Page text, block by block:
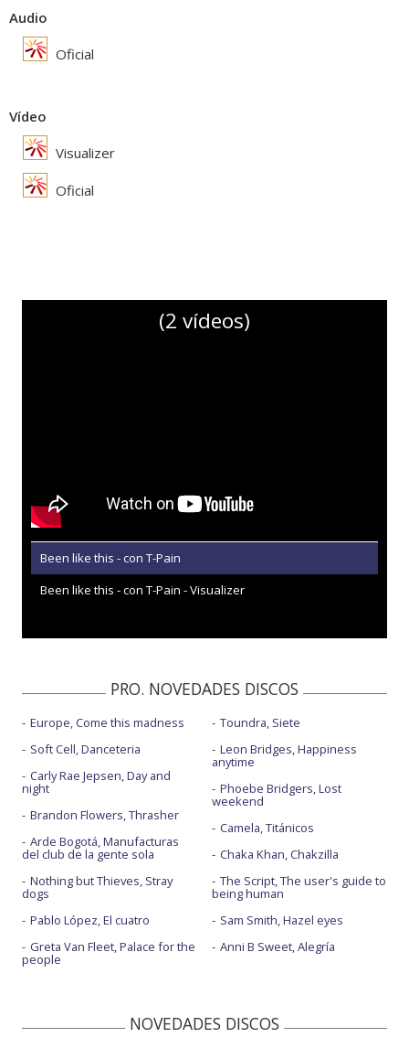
Audio
Oficial
Vídeo
Visualizer
Oficial
(2 vídeos)
Been like this - con T-Pain
Been like this - con T-Pain - Visualizer
PRO. NOVEDADES DISCOS
Europe, Come this madness
Soft Cell, Danceteria
Carly Rae Jepsen, Day and
night
Brandon Flowers, Thrasher
Arde Bogotá, Manufacturas
del club de la gente sola
Nothing but Thieves, Stray
dogs
Pablo López, El cuatro
Greta Van Fleet, Palace for the
people
Toundra, Siete
Leon Bridges, Happiness
anytime
Phoebe Bridgers, Lost
weekend
Camela, Titánicos
Chaka Khan, Chakzilla
The Script, The user's guide to
being human
Sam Smith, Hazel eyes
Anni B Sweet, Alegría
NOVEDADES DISCOS